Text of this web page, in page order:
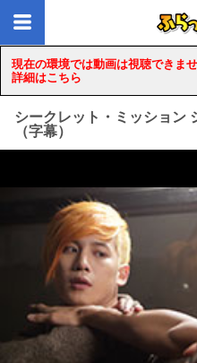
現在の環境では動画は視聴できませ
詳細はこちら
シークレット・ミッション
（字幕）